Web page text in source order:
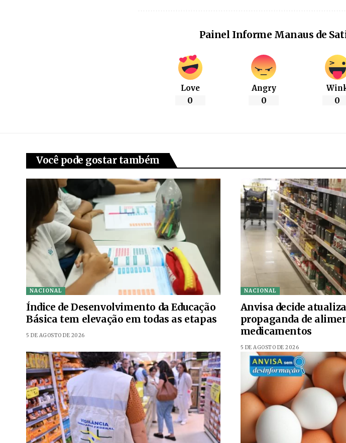
Painel Informe Manaus de
Love
0
Angry
0 0
Você pode gostar também
NACIONAL
Índice de Desenvolvimento da Educação
Básica tem elevação em todas as etapas
5 DE AGOSTO DE 2026
NACIONAL
Anvisa decide
propaganda de
medicamentos
5 DE AGOSTO DE 2026